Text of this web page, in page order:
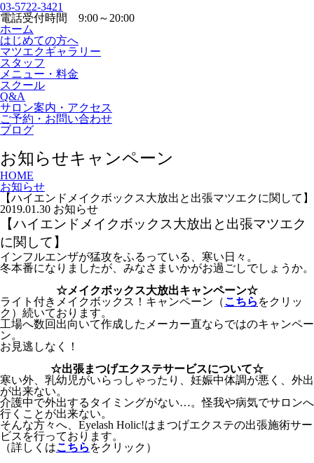
03-5722-3421
電話受付時間 9:00～20:00
ホーム
はじめての方へ
マツエクギャラリー
スタッフ
メニュー・料金
スクール
Q&A
サロン案内・アクセス
ご予約・お問い合わせ
ブログ
お知らせキャンペーン
HOME
お知らせ
【ハイエンドメイクボックス大放出と出張マツエクに関して】
2019.01.30 お知らせ
【ハイエンドメイクボックス大放出と出張マツエク
に関して】
インフルエンザが猛攻をふるっている、寒い日々。
冬本番になりましたが、みなさまいかがお過ごしでしょうか。
☆メイクボックス大放出キャンペーン☆
ライト付きメイクボックス！キャンペーン（こちら をクリッ
ク）続いております。
工場へ数回出向いて作成したメーカー直ならではのキャンペー
ン。
お見逃しなく！
☆出張まつげエクステサービスについて☆
寒い外、乳幼児がいらっしゃったり、妊娠中体調が悪く、外出
が出来ない。
介護中で外出するタイミングがない…。怪我や病気でサロンへ
行くことが出来ない。
そんな方々へ、Eyelash Holic!はまつげエクステの出張施術サー
ビスを行っております。
（詳しくはこちら をクリック）